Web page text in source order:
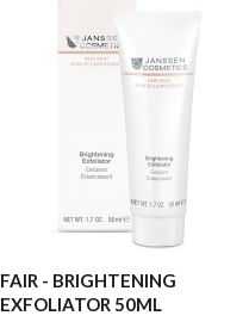
FAIR - BRIGHTENING
EXFOLIATOR 50ML